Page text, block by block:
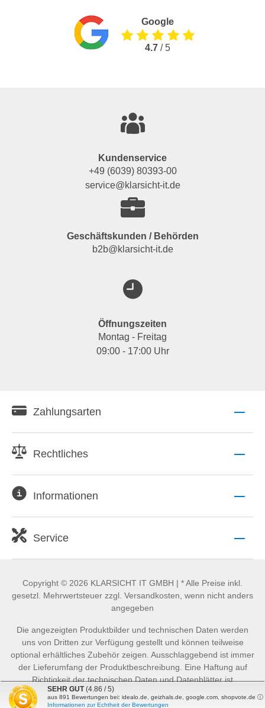
Google
4.7 / 5
Kundenservice
+49 (6039) 80393-00
service@klarsicht-it.de
Geschäftskunden / Behörden
b2b@klarsicht-it.de
Öffnungszeiten
Montag - Freitag
09:00 - 17:00 Uhr
Zahlungsarten
Rechtliches
Informationen
Service
Copyright © 2026 KLARSICHT IT GMBH | * Alle Preise inkl.
gesetzl. Mehrwertsteuer zzgl. Versandkosten, wenn nicht anders
angegeben
Die angezeigten Produktbilder und technischen Daten werden
uns von Dritten zur Verfügung gestellt und können teilweise
optional erhältliches Zubehör zeigen. Ausschlaggebend ist immer
der Lieferumfang der Produktbeschreibung. Eine Haftung auf
Richtigkeit der technischen Daten und Datenblätter ist
ausgeschlossen.
SEHR GUT (4.86 / 5)
aus 891 Bewertungen bei: idealo.de, geizhals.de, google.com, shopvote.de ⓘ
Informationen zur Echtheit der Bewertungen